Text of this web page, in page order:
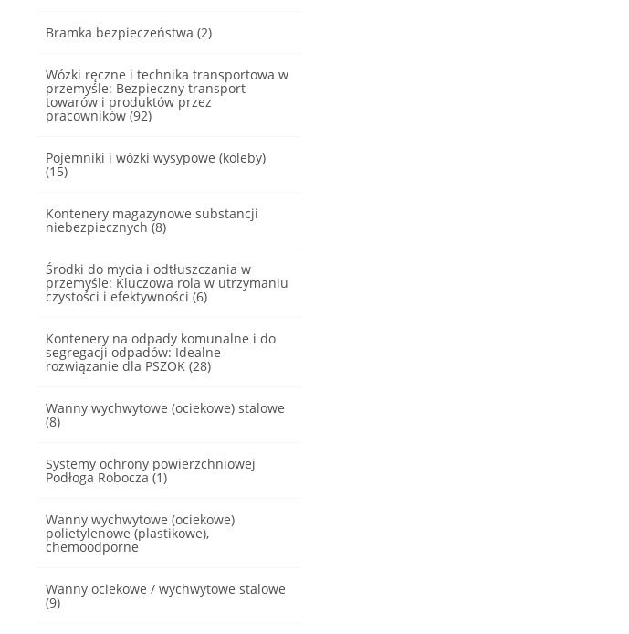
Bramka bezpieczeństwa (2)
Wózki ręczne i technika transportowa w
przemyśle: Bezpieczny transport
towarów i produktów przez
pracowników (92)
Pojemniki i wózki wysypowe (koleby)
(15)
Kontenery magazynowe substancji
niebezpiecznych (8)
Środki do mycia i odtłuszczania w
przemyśle: Kluczowa rola w utrzymaniu
czystości i efektywności (6)
Kontenery na odpady komunalne i do
segregacji odpadów: Idealne
rozwiązanie dla PSZOK (28)
Wanny wychwytowe (ociekowe) stalowe
(8)
Systemy ochrony powierzchniowej
Podłoga Robocza (1)
Wanny wychwytowe (ociekowe)
polietylenowe (plastikowe),
chemoodporne
Wanny ociekowe / wychwytowe stalowe
(9)